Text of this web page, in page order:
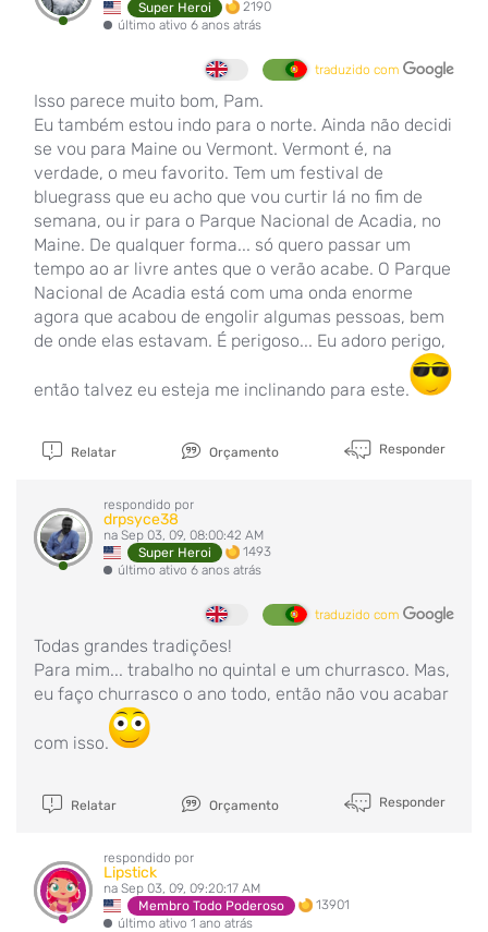
Super Heroi
2190
último ativo 6 anos atrás
traduzido com
Isso parece muito bom, Pam.
Eu também estou indo para o norte. Ainda não decidi
se vou para Maine ou Vermont. Vermont é, na
verdade, o meu favorito. Tem um festival de
bluegrass que eu acho que vou curtir lá no fim de
semana, ou ir para o Parque Nacional de Acadia, no
Maine. De qualquer forma... só quero passar um
tempo ao ar livre antes que o verão acabe. O Parque
Nacional de Acadia está com uma onda enorme
agora que acabou de engolir algumas pessoas, bem
de onde elas estavam. É perigoso... Eu adoro perigo,
então talvez eu esteja me inclinando para este.
Relatar Orçamento Responder
respondido por
drpsyce38
na Sep 03, 09, 08:00:42 AM
Super Heroi
1493
último ativo 6 anos atrás
traduzido com
Todas grandes tradições!
Para mim... trabalho no quintal e um churrasco. Mas,
eu faço churrasco o ano todo, então não vou acabar
com isso.
Relatar Orçamento Responder
respondido por
Lipstick
na Sep 03, 09, 09:20:17 AM
Membro Todo Poderoso
13901
último ativo 1 ano atrás